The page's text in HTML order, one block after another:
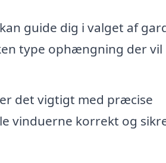
guide dig i valget af
type ophængning der vil
det vigtigt med præcise
vinduerne korrekt og